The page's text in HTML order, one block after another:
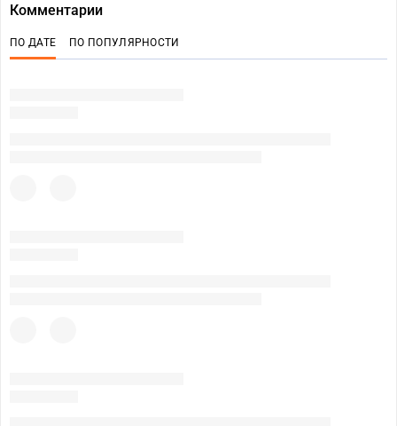
Комментарии
ПО ДАТЕ ПО ПОПУЛЯРНОСТИ